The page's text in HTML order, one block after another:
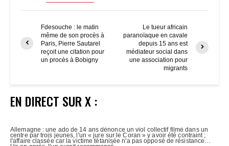
Fdesouche : le matin
même de son procès à
Paris, Pierre Sautarel
reçoit une citation pour
un procès à Bobigny
Le tueur africain
paranoïaque en cavale
depuis 15 ans est
médiateur social dans
une association pour
migrants
EN DIRECT SUR X :